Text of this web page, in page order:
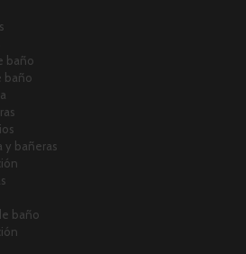
baño
baño
y bañeras
baño